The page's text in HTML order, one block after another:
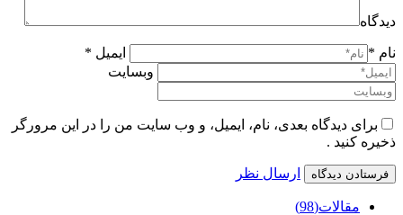
دیدگاه
نام *
ایمیل *
وبسایت
برای دیدگاه بعدی، نام، ایمیل، و وب سایت من را در این مرورگر
ذخیره کنید .
ارسال نظر
مقالات(98)